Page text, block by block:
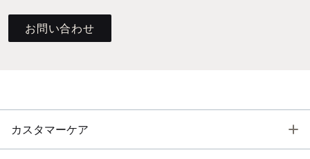
お問い合わせ
カスタマーケア